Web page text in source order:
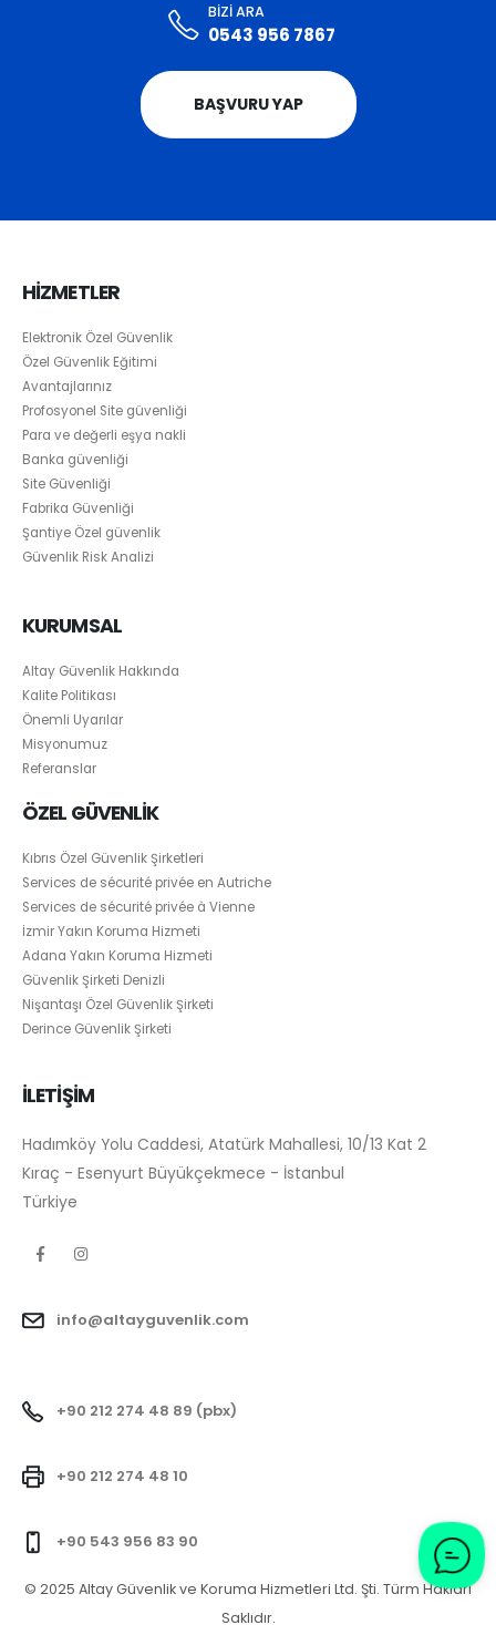
BIZI ARA
0543 956 7867
BAŞVURU YAP
HİZMETLER
Elektronik Özel Güvenlik
Özel Güvenlik Eğitimi
Avantajlarınız
Profosyonel Site güvenliği
Para ve değerli eşya nakli
Banka güvenliği
Site Güvenliği
Fabrika Güvenliği
Şantiye Özel güvenlik
Güvenlik Risk Analizi
KURUMSAL
Altay Güvenlik Hakkında
Kalite Politikası
Önemli Uyarılar
Misyonumuz
Referanslar
ÖZEL GÜVENLİK
Kıbrıs Özel Güvenlik Şirketleri
Services de sécurité privée en Autriche
Services de sécurité privée à Vienne
İzmir Yakın Koruma Hizmeti
Adana Yakın Koruma Hizmeti
Güvenlik Şirketi Denizli
Nişantaşı Özel Güvenlik Şirketi
Derince Güvenlik Şirketi
İLETİŞİM
Hadımköy Yolu Caddesi, Atatürk Mahallesi, 10/13 Kat 2
Kıraç - Esenyurt Büyükçekmece - İstanbul
Türkiye
info@altayguvenlik.com
+90 212 274 48 89 (pbx)
+90 212 274 48 10
+90 543 956 83 90
© 2025 Altay Güvenlik ve Koruma Hizmetleri Ltd. Şti. Türm Hakları
Saklıdır.